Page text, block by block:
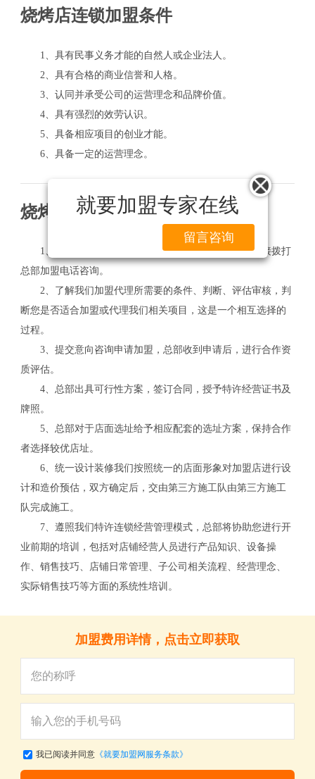
关
就要加盟专家在线
留言咨询
烧烤店连锁加盟条件
1、具有民事义务才能的自然人或企业法人。
2、具有合格的商业信誉和人格。
3、认同并承受公司的运营理念和品牌价值。
4、具有强烈的效劳认识。
5、具备相应项目的创业才能。
6、具备一定的运营理念。
烧烤店连锁加盟流程
1、加盟商在网上了解我们加盟的详细信息，或者直接拨打
总部加盟电话咨询。
2、了解我们加盟代理所需要的条件、判断、评估审核，判
断您是否适合加盟或代理我们相关项目，这是一个相互选择的
过程。
3、提交意向咨询申请加盟，总部收到申请后，进行合作资
质评估。
4、总部出具可行性方案，签订合同，授予特许经营证书及
牌照。
5、总部对于店面选址给予相应配套的选址方案，保持合作
者选择较优店址。
6、统一设计装修我们按照统一的店面形象对加盟店进行设
计和造价预估，双方确定后，交由第三方施工队由第三方施工
队完成施工。
7、遵照我们特许连锁经营管理模式，总部将协助您进行开
业前期的培训，包括对店铺经营人员进行产品知识、设备操
作、销售技巧、店铺日常管理、子公司相关流程、经营理念、
实际销售技巧等方面的系统性培训。
加盟费用详情，点击立即获取
我已阅读并同意《就要加盟网服务条款》